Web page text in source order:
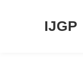
IJGP